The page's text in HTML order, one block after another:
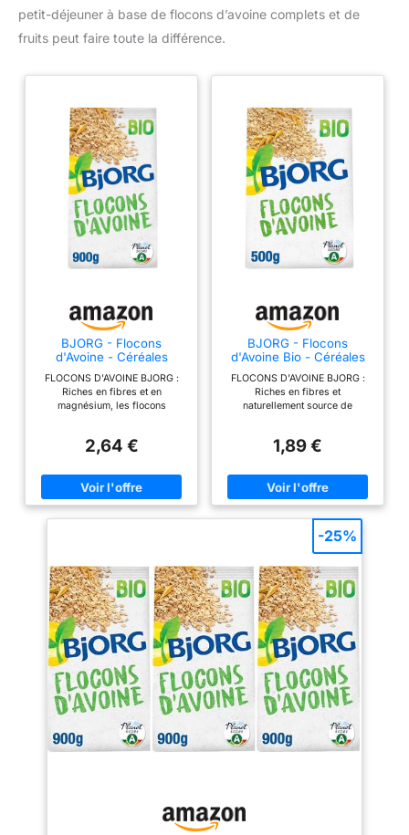
petit-déjeuner à base de flocons d’avoine complets et de
fruits peut faire toute la différence.
BJORG - Flocons
d'Avoine - Céréales
FLOCONS D'AVOINE BJORG :
Riches en fibres et en
magnésium, les flocons
recette de votre choix, au petit
moment de la journée LES
ATOUTS DE CES FLOCONS
D'AVOINE : 100 Percentage Bio,
de ceux naturellement présents
dans l'avoine EMBALLAGE
Pratique : Fabriqué en
Allemagne, l'emballage de ce
muesli est conçu à partir de 50
Percentage de canne à sucre,
une matière renouvelable, et
présente une taille réduite
COMMENT SAVOURER CES
CÉRÉALES BIO ? : Ces flocons
d'avoine se dégustent en les
mélangeant avec une boisson
végétale, agrémentés ou non de
fruits frais ou secs; Ils peuvent
depuis 1988, Bjorg propose
2,64 €
BJORG - Flocons
d'Avoine Bio - Céréales
FLOCONS D'AVOINE BJORG :
Riches en fibres et
naturellement source de
pour consommer seuls ou dans
petit déjeuner, au goûter ou à
tout moment de la journée LES
ATOUTS DE CES FLOCONS
produit est élaboré à partir de
céréales complètes issues de
l'agriculture biologique, sans
sucres ajoutés en dehors de
ceux naturellement présents
dans l'avoine EMBALLAGE
ÉCORESPONSABLE : Fabriqué
en Allemagne, l'emballage de
ces céréales est 100%
recyclable, et présente une
taille réduite pour limiter son
impact sur l'environnement
COMMENT SAVOURER CES
CEREALES BIO ? : Ces flocons
d'avoine se dégustent en les
mélangeant avec une boisson
végétale, agrémentés ou non de
Pionnière du bio grand public
1,89 €
-25%